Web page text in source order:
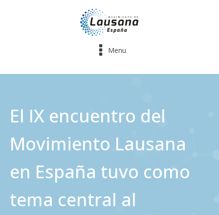
Menu
El IX encuentro del
Movimiento Lausana
en España tuvo como
tema central al